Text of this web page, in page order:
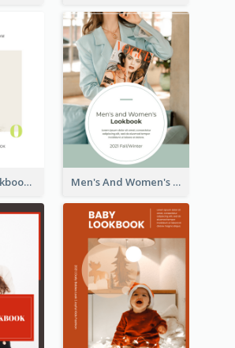
Boho Style Lookbook Men's And Women's Lookbook